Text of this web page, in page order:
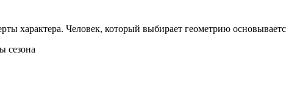
характера. Человек, который выбирает геометрию